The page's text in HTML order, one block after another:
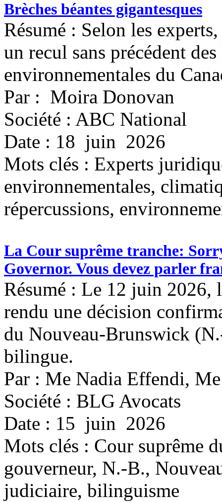
Brèches béantes gigantesques
Résumé : Selon les
un recul sans précédent
environnementales du
Par : Moira Donovan
Société : ABC National
Date : 18 juin 2026
Mots clés : Experts
environnementales,
répercussions,
La Cour suprême tranche:
Governor. Vous devez parler
Résumé : Le 12 juin 2026,
rendu une décision
du Nouveau-Brunswick
bilingue.
Par : Me Nadia Effendi,
Société : BLG Avocats
Date : 15 juin 2026
Mots clés : Cour suprême
gouverneur, N.-B.,
judiciaire, bilinguisme